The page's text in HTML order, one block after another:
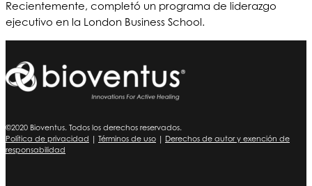
Recientemente, completó un programa de liderazgo
ejecutivo en la London Business School.
©2020 Bioventus. Todos los derechos reservados.
Política de privacidad | Términos de uso | Derechos de autor y exención de
responsabilidad